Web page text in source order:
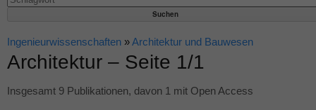
Ingenieurwissenschaften »Architektur und Bauwesen
Architektur – Seite 1/1
Insgesamt 9 Publikationen, davon 1 mit Open Access